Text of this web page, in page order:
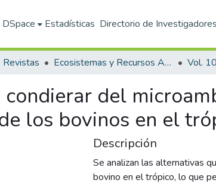
Estadísticas Directorio de Investigadores
Revistas Ecosistemas y Recursos Agropecuarios Vol.
condierar del
los bovinos en el
Descripción
Se analizan las alternativas
bovino en el trópico, lo que